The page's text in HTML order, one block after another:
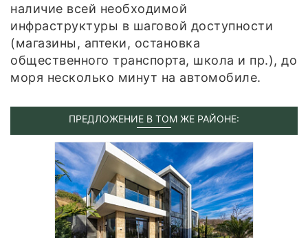
наличие всей необходимой
инфраструктуры в шаговой доступности
(магазины, аптеки, остановка
общественного транспорта, школа и пр.), до
моря несколько минут на автомобиле.
ПРЕДЛОЖЕНИЕ В ТОМ ЖЕ РАЙОНЕ: